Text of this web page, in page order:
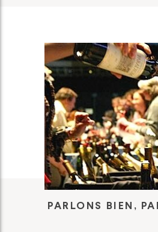
PARLONS BIEN,